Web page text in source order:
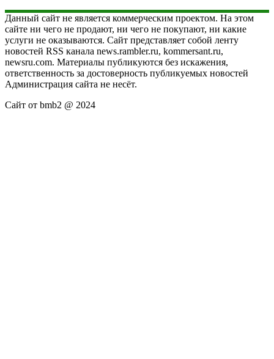
Данный сайт не является коммерческим проектом. На этом
сайте ни чего не продают, ни чего не покупают, ни какие
услуги не оказываются. Сайт представляет собой ленту
новостей RSS канала news.rambler.ru, kommersant.ru,
newsru.com. Материалы публикуются без искажения,
ответственность за достоверность публикуемых новостей
Администрация сайта не несёт.
Сайт от bmb2 @ 2024